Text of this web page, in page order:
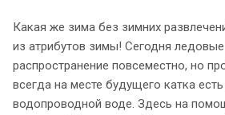
Какая же зима без зимних
из атрибутов зимы! Сегодня ледовые
распространение повсеместно, но
всегда на месте будущего катка
водопроводной воде. Здесь на